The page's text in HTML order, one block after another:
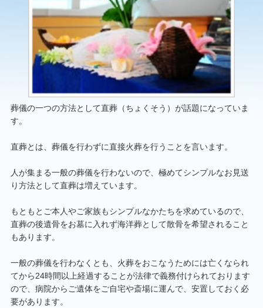
葬儀の一つの方法として直葬（ちょくそう）が話題になっていま
す。
直葬とは、葬儀を行わずに直接火葬を行うことを言います。
人が集まる一般の葬儀を行わないので、極めてシンプルなお見送
り方法として直葬は増えています。
もともとご本人やご家族もシンプルなかたちを求めているので、
直葬の後遺骨をお墓に入れず海洋葬として散骨を希望されること
もあります。
一般の葬儀を行わなくとも、火葬をおこなうためには亡くなられ
てから24時間以上経過することが法律で義務付けられております
ので、病院からご遺体をご自宅や斎場に運んで、安置しておく必
要があります。